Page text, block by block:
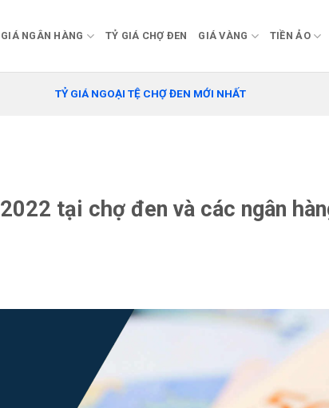
NGÂN HÀNG TỶ GIÁ CHỢ ĐEN GIÁ VÀNG TIỀN ẢO
TỶ GIÁ NGOẠI TỆ CHỢ ĐEN MỚI NHẤT
tại chợ đen và các ngân